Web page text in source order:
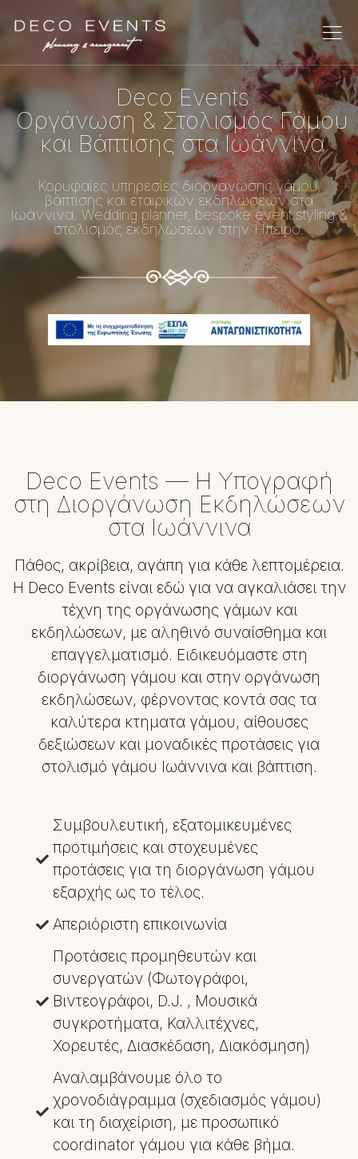
Deco Events
Οργάνωση & Στολισμός Γάμου
και Βάπτισης στα Ιωάννινα
Κορυφαίες υπηρεσίες διοργάνωσης γάμου,
βάπτισης και εταιρικών εκδηλώσεων στα
Ιωάννινα. Wedding planner, bespoke event styling &
στολισμός εκδηλώσεων στην Ήπειρο.
Deco Events — Η Υπογραφή
στη Διοργάνωση Εκδηλώσεων
στα Ιωάννινα
Πάθος, ακρίβεια, αγάπη για κάθε λεπτομέρεια.
Η Deco Events είναι εδώ για να αγκαλιάσει την
τέχνη της οργάνωσης γάμων και
εκδηλώσεων, με αληθινό συναίσθημα και
επαγγελματισμό. Ειδικευόμαστε στη
διοργάνωση γάμου και στην οργάνωση
εκδηλώσεων, φέρνοντας κοντά σας τα
καλύτερα κτηματα γάμου, αίθουσες
δεξιώσεων και μοναδικές προτάσεις για
στολισμό γάμου Ιωάννινα και βάπτιση.
Συμβουλευτική, εξατομικευμένες
προτιμήσεις και στοχευμένες
προτάσεις για τη διοργάνωση γάμου
εξαρχής ως το τέλος.
Απεριόριστη επικοινωνία
Προτάσεις προμηθευτών και
συνεργατών (Φωτογράφοι,
Βιντεογράφοι, D.J. , Μουσικά
συγκροτήματα, Καλλιτέχνες,
Χορευτές, Διασκέδαση, Διακόσμηση)
Αναλαμβάνουμε όλο το
χρονοδιάγραμμα (σχεδιασμός γάμου)
και τη διαχείριση, με προσωπικό
coordinator γάμου για κάθε βήμα.